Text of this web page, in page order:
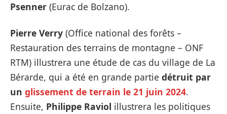
Psenner (Eurac de Bolzano).
Pierre Verry (Office national des forêts –
Restauration des terrains de montagne – ONF
RTM) illustrera une étude de cas du village de La
Bérarde, qui a été en grande partie détruit par
un glissement de terrain le 21 juin 2024.
Ensuite, Philippe Raviol illustrera les politiques